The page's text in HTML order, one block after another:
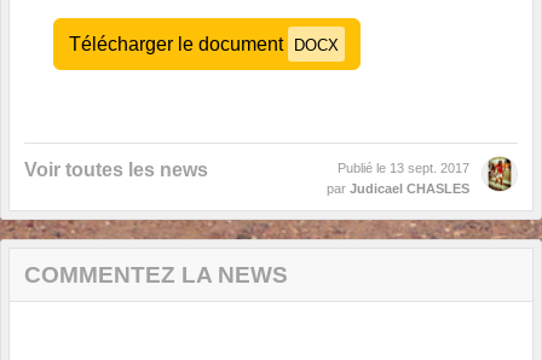
Télécharger le document DOCX
Voir toutes les news Publié le 13 sept. 2017
par Judicael CHASLES
COMMENTEZ LA NEWS